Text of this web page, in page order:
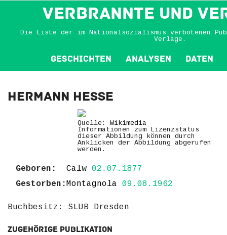
VERBRANNTE und
Die Liste der im Nationalsozialismus verbotenen
Verlage.
Geschichten Analysen Daten
Hermann Hesse
Quelle: Wikimedia
Informationen zum Lizenzstatus
dieser Abbildung können durch
Anklicken der Abbildung abgerufen
werden.
Geboren: Calw 02.07.1877
Gestorben:Montagnola 09.08.1962
Buchbesitz: SLUB Dresden
Zugehörige Publikation